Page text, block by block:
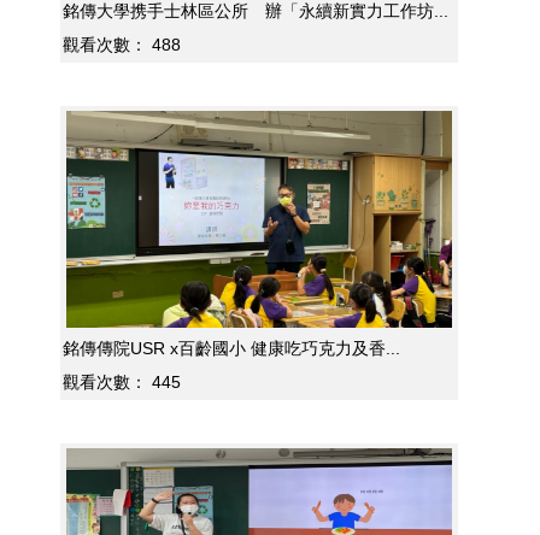
銘傳大學携手士林區公所 辦「永續新實力工作坊...
觀看次數：
488
銘傳傳院USR x百齡國小 健康吃巧克力及香...
觀看次數：
445